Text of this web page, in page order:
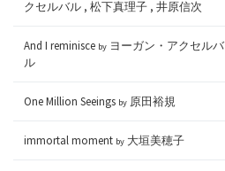
クセルバル , 松下真理子 , 井原信次
And I reminisce by ヨーガン・アクセルバ
ル
One Million Seeings by 原田裕規
immortal moment by 大垣美穂子